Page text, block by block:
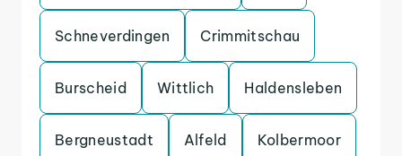
Schneverdingen Crimmitschau
Burscheid Wittlich Haldensleben
Bergneustadt Alfeld Kolbermoor